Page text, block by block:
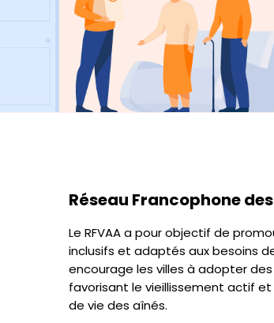
Réseau Francophone
Le RFVAA a pour objectif de
inclusifs et adaptés aux besoins
encourage les villes à adopter
favorisant le vieillissement actif
de vie des aînés.